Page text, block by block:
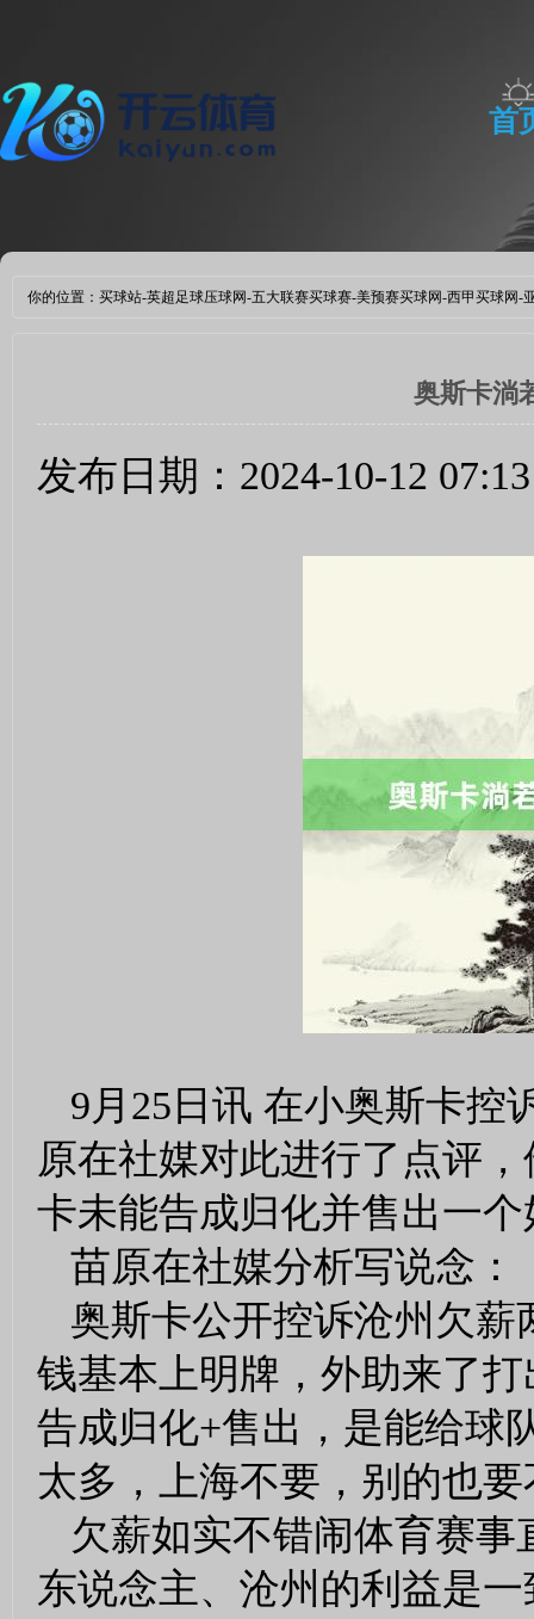
首
你的位置： 买球站-英超足球压球网-五大联赛买球赛-美预赛买球网-西甲买球网-
奥斯卡淌
发布日期：2024-10-12
9月25日讯 在小奥斯卡控
原在社媒对此进行了点评
卡未能告成归化并售出一
苗原在社媒分析写说念：
奥斯卡公开控诉沧州欠
钱基本上明牌，外助来了
告成归化+售出，是能给球
太多，上海不要，别的也
欠薪如实不错闹体育赛
东说念主、沧州的利益是